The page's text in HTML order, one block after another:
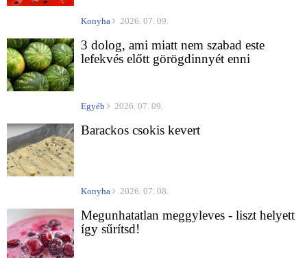
Konyha 2026. 07. 09.
3 dolog, ami miatt nem szabad este
lefekvés előtt görögdinnyét enni
Egyéb 2026. 07. 09.
Barackos csokis kevert
Konyha 2026. 07. 08.
Megunhatatlan meggyleves - liszt helyett
így sűrítsd!